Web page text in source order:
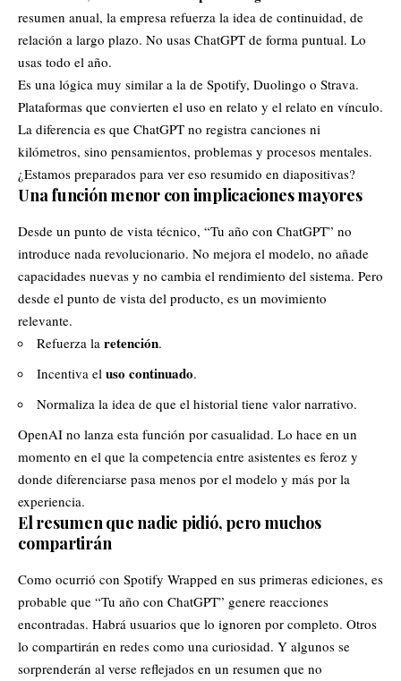
resumen anual, la empresa refuerza la idea de continuidad, de
relación a largo plazo. No usas ChatGPT de forma puntual. Lo
usas todo el año.
Es una lógica muy similar a la de Spotify, Duolingo o Strava.
Plataformas que convierten el uso en relato y el relato en vínculo.
La diferencia es que ChatGPT no registra canciones ni
kilómetros, sino pensamientos, problemas y procesos mentales.
¿Estamos preparados para ver eso resumido en diapositivas?
Una función menor con implicaciones mayores
Desde un punto de vista técnico, “Tu año con ChatGPT” no
introduce nada revolucionario. No mejora el modelo, no añade
capacidades nuevas y no cambia el rendimiento del sistema. Pero
desde el punto de vista del producto, es un movimiento
relevante.
Refuerza la retención.
Incentiva el uso continuado.
Normaliza la idea de que el historial tiene valor narrativo.
OpenAI no lanza esta función por casualidad. Lo hace en un
momento en el que la competencia entre asistentes es feroz y
donde diferenciarse pasa menos por el modelo y más por la
experiencia.
El resumen que nadie pidió, pero muchos
compartirán
Como ocurrió con Spotify Wrapped en sus primeras ediciones, es
probable que “Tu año con ChatGPT” genere reacciones
encontradas. Habrá usuarios que lo ignoren por completo. Otros
lo compartirán en redes como una curiosidad. Y algunos se
sorprenderán al verse reflejados en un resumen que no